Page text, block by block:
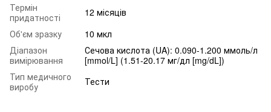
Термін
придатності
12 місяців
Об'єм зразку
10 мкл
Діапазон
вимірювання
Сечова кислота (UA): 0.090-1.200 ммоль/л
[mmol/L] (1.51-20.17 мг/дл [mg/dL])
Тип медичного
виробу
Тести